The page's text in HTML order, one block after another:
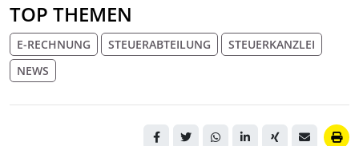
TOP THEMEN
E-RECHNUNG STEUERABTEILUNG
STEUERKANZLEI
NEWS